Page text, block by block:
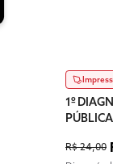
1º
R$ 24,00